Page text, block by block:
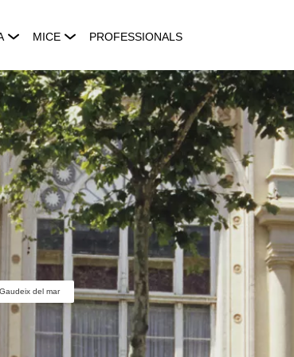
MICE PROFESSIONALS
Gaudeix del mar